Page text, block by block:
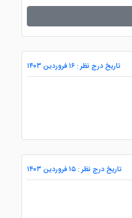
تاریخ درج نظر : ۱۶ فروردین ۱۴۰۳
تاریخ درج نظر : ۱۵ فروردین ۱۴۰۳